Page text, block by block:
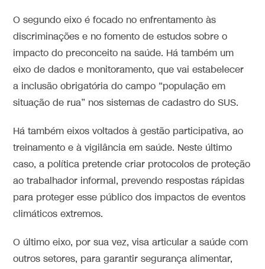
O segundo eixo é focado no enfrentamento às
discriminações e no fomento de estudos sobre o
impacto do preconceito na saúde. Há também um
eixo de dados e monitoramento, que vai estabelecer
a inclusão obrigatória do campo “população em
situação de rua” nos sistemas de cadastro do SUS.
Há também eixos voltados à gestão participativa, ao
treinamento e à vigilância em saúde. Neste último
caso, a política pretende criar protocolos de proteção
ao trabalhador informal, prevendo respostas rápidas
para proteger esse público dos impactos de eventos
climáticos extremos.
O último eixo, por sua vez, visa articular a saúde com
outros setores, para garantir segurança alimentar,